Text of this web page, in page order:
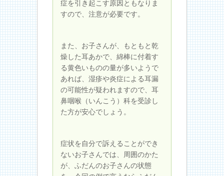
症を引き起こす原因ともなりま
すので、注意が必要です。
また、お子さんが、もともと乾
燥した耳あかで、綿棒に付着す
る黄色いものの量が多いようで
あれば、湿疹や炎症による耳漏
の可能性が疑われますので、耳
鼻咽喉（いんこう）科を受診し
た方が安心でしょう。
症状を自分で訴えることができ
ないお子さんでは、周囲のかた
が、ふだんのお子さんの状態